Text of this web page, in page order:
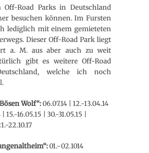
Off-Road Parks in Deutschland
besuchen können. Im Fursten
lediglich mit einem gemieteten
Dieser Off-Road Park liegt
a. M. aus aber auch zu weit
gibt es weitere Off-Road
welche ich noch
Wolf“:06.07.14 | 12.-13.04.14
15.-16.05.15 | 30.-31.05.15 |
22.10.17
01.-02.1014